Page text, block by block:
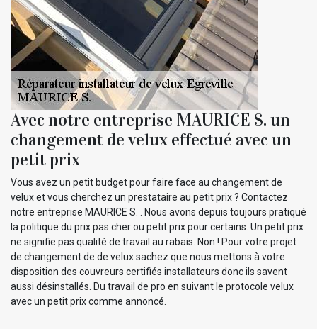
Avec notre entreprise MAURICE S. un
changement de velux effectué avec un
petit prix
Vous avez un petit budget pour faire face au changement de
velux et vous cherchez un prestataire au petit prix ? Contactez
notre entreprise MAURICE S. . Nous avons depuis toujours pratiqué
la politique du prix pas cher ou petit prix pour certains. Un petit prix
ne signifie pas qualité de travail au rabais. Non ! Pour votre projet
de changement de de velux sachez que nous mettons à votre
disposition des couvreurs certifiés installateurs donc ils savent
aussi désinstallés. Du travail de pro en suivant le protocole velux
avec un petit prix comme annoncé.